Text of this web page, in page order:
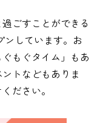
ごすことができる
ンしています。お
もぐタイム」もあ
トなどもありま
ださい。